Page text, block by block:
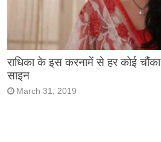
राधिका के इस करनामें से हर कोई
साइन
March 31, 2019